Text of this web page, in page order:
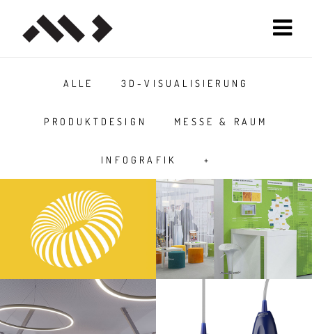
ALLE 3D-VISUALISIERUNG
PRODUKTDESIGN MESSE & RAUM
INFOGRAFIK +